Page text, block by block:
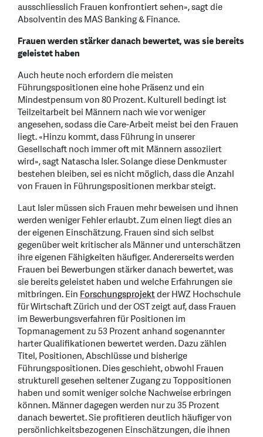
ausschliesslich Frauen konfrontiert sehen», sagt die
Absolventin des MAS Banking & Finance.
Frauen werden stärker danach bewertet, was sie bereits
geleistet haben
Auch heute noch erfordern die meisten
Führungspositionen eine hohe Präsenz und ein
Mindestpensum von 80 Prozent. Kulturell bedingt ist
Teilzeitarbeit bei Männern nach wie vor weniger
angesehen, sodass die Care-Arbeit meist bei den Frauen
liegt. «Hinzu kommt, dass Führung in unserer
Gesellschaft noch immer oft mit Männern assoziiert
wird», sagt Natascha Isler. Solange diese Denkmuster
bestehen bleiben, sei es nicht möglich, dass die Anzahl
von Frauen in Führungspositionen merkbar steigt.
Laut Isler müssen sich Frauen mehr beweisen und ihnen
werden weniger Fehler erlaubt. Zum einen liegt dies an
der eigenen Einschätzung. Frauen sind sich selbst
gegenüber weit kritischer als Männer und unterschätzen
ihre eigenen Fähigkeiten häufiger. Andererseits werden
Frauen bei Bewerbungen stärker danach bewertet, was
sie bereits geleistet haben und welche Erfahrungen sie
mitbringen. Ein Forschungsprojektder HWZ Hochschule
für Wirtschaft Zürich und der OST zeigt auf, dass Frauen
im Bewerbungsverfahren für Positionen im
Topmanagement zu 53 Prozent anhand sogenannter
harter Qualifikationen bewertet werden. Dazu zählen
Titel, Positionen, Abschlüsse und bisherige
Führungspositionen. Dies geschieht, obwohl Frauen
strukturell gesehen seltener Zugang zu Toppositionen
haben und somit weniger solche Nachweise erbringen
können. Männer dagegen werden nur zu 35 Prozent
danach bewertet. Sie profitieren deutlich häufiger von
persönlichkeitsbezogenen Einschätzungen, die ihnen